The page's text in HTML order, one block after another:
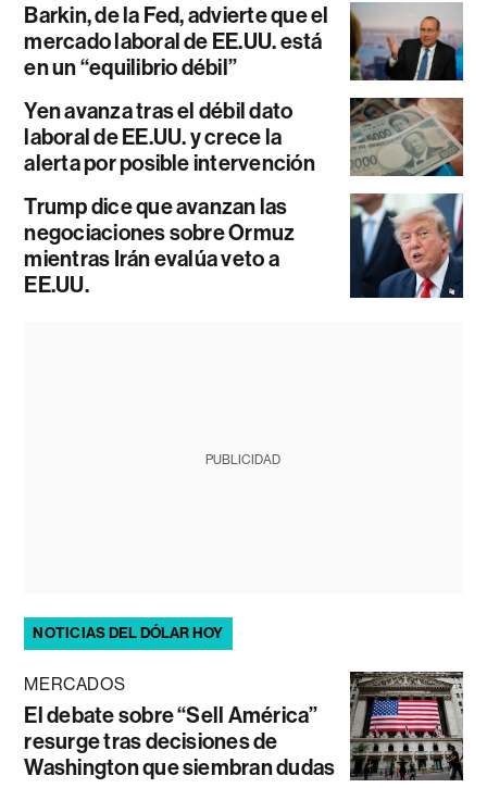
Barkin, de la Fed, advierte que el
mercado laboral de EE.UU. está
en un “equilibrio débil”
Yen avanza tras el débil dato
laboral de EE.UU. y crece la
alerta por posible intervención
Trump dice que avanzan las
negociaciones sobre Ormuz
mientras Irán evalúa veto a
EE.UU.
PUBLICIDAD
NOTICIAS DEL DÓLAR HOY
MERCADOS
El debate sobre “Sell América”
resurge tras decisiones de
Washington que siembran dudas